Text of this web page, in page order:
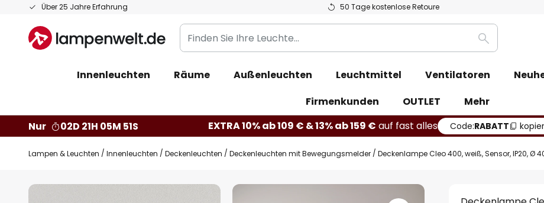
Über 25 Jahre Erfahrung 50 Tage kostenlose Retoure
Zum
springen
Finden
Sie
Leuchte...
Suche
Innenleuchten Räume Außenleuchten Leuchtmittel Ventilatoren
Firmenkunden
OUTLET
Mehr
Nur
02D 21H 05M 50S EXTRA 10% ab 109 € & 13% ab 159 € auf fast alles Code:RABATT
Lampen & Leuchten Innenleuchten Deckenleuchten Deckenleuchten mit Bewegungsmelder Deckenlampe Cleo 400, weiß, Sensor, IP20, Ø
Zum